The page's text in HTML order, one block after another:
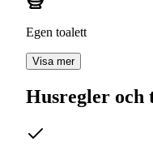
Egen toalett
Visa mer
Husregler och